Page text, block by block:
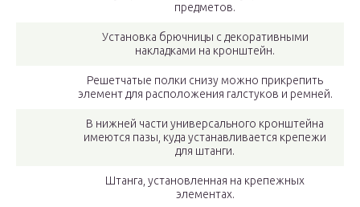
предметов.
Установка брючницы с декоративными
накладками на кронштейн.
Решетчатые полки снизу можно прикрепить
элемент для расположения галстуков и ремней.
В нижней части универсального кронштейна
имеются пазы, куда устанавливается крепежи
для штанги.
Штанга, установленная на крепежных
элементах.